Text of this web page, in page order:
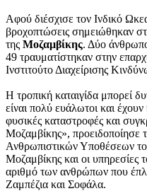
Αφού διέσχισε τον Ινδικό
βροχοπτώσεις σημειώθηκαν
της Μοζαμβίκης. Δύο
49 τραυματίστηκαν στην
Ινστιτούτο Διαχείρισης
Η τροπική καταιγίδα μπορεί
είναι πολύ ευάλωτοι και
φυσικές καταστροφές και
Μοζαμβίκης», προειδοποίησε
Ανθρωπιστικών Υποθέσεων
Μοζαμβίκης και οι
αριθμό των ανθρώπων που
Ζαμπέζια και Σοφάλα.